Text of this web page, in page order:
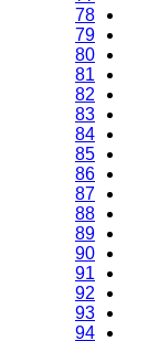
78
79
80
81
82
83
84
85
86
87
88
89
90
91
92
93
94